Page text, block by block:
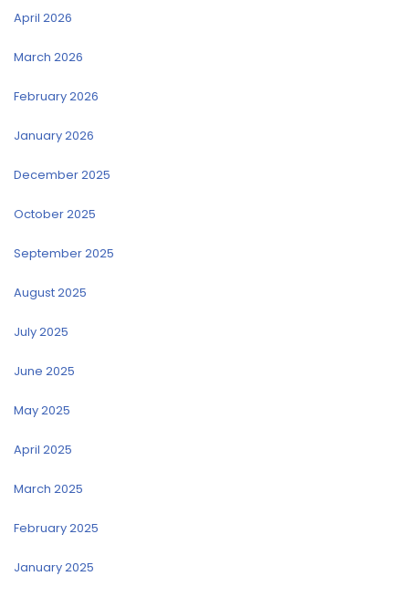
April 2026
March 2026
February 2026
January 2026
December 2025
October 2025
September 2025
August 2025
July 2025
June 2025
May 2025
April 2025
March 2025
February 2025
January 2025